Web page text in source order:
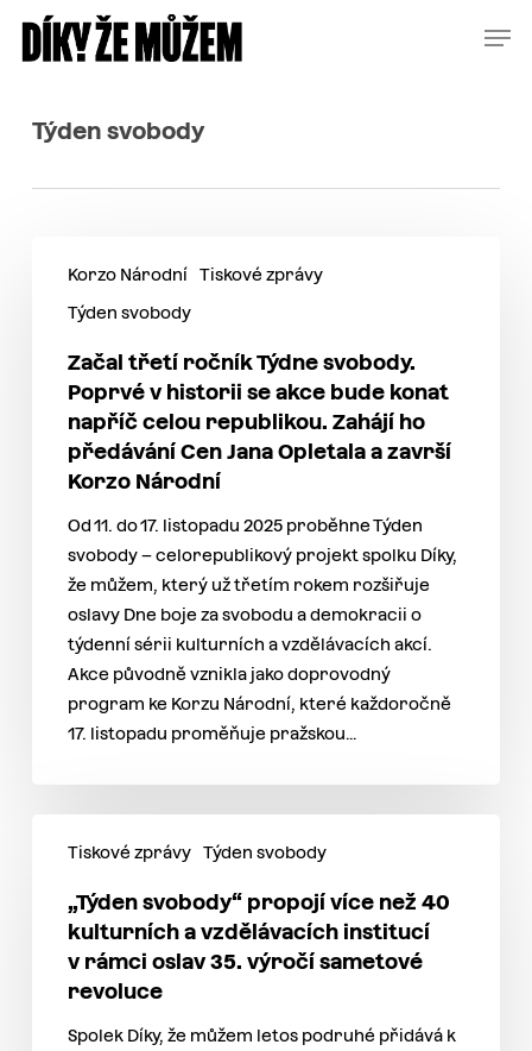
Týden svobody
Korzo Národní
Tiskové zprávy
Týden svobody
Začal třetí ročník Týdne svobody.
Poprvé v historii se akce bude konat
napříč celou republikou. Zahájí ho
předávání Cen Jana Opletala a završí
Korzo Národní
Od 11. do 17. listopadu 2025 proběhne Týden
svobody – celorepublikový projekt spolku Díky,
že můžem, který už třetím rokem rozšiřuje
oslavy Dne boje za svobodu a demokracii o
týdenní sérii kulturních a vzdělávacích akcí.
Akce původně vznikla jako doprovodný
program ke Korzu Národní, které každoročně
17. listopadu proměňuje pražskou…
Tiskové zprávy Týden svobody
„Týden svobody“ propojí více než 40
kulturních a vzdělávacích institucí
v rámci oslav 35. výročí sametové
revoluce
Spolek Díky, že můžem letos podruhé přidává k